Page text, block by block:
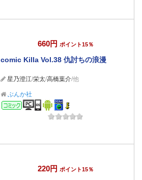
660円 ポイント15％
comic Killa Vol.38 仇討ちの浪漫
星乃澄江/栄太/高橋葉介/他
ぶんか社
コミック
220円 ポイント15％